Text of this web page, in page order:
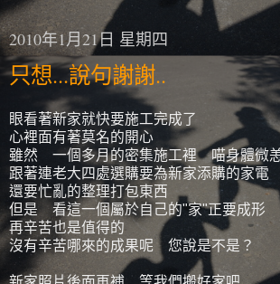
2010年1月21日 星期四
只想...說句謝謝..
眼看著新家就快要施工完成了
心裡面有著莫名的開心
雖然 一個多月的密集施工裡 喵身體微
跟著連老大四處選購要為新家添購的家
還要忙亂的整理打包東西
但是 看這一個屬於自己的"家"正要成形
再辛苦也是值得的
沒有辛苦哪來的成果呢 您說是不是？